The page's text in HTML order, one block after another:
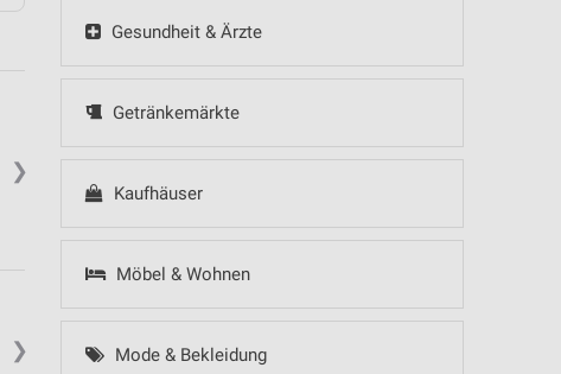
Gesundheit & Ärzte
Getränkemärkte
Kaufhäuser
Möbel & Wohnen
Mode & Bekleidung
❯
❯